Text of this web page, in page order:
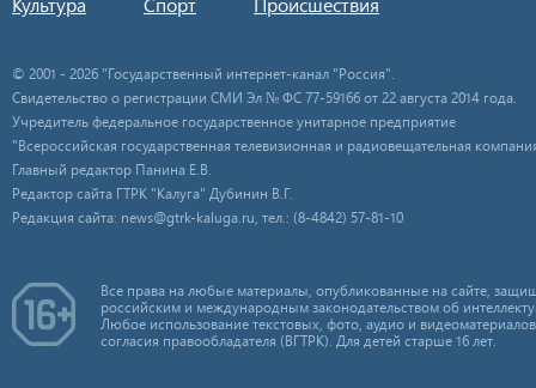
© 2001 - 2026 "Государственный интернет-канал "Россия".
Свидетельство о регистрации СМИ Эл № ФС 77-59166 от 22 августа 2014 года.
Учредитель федеральное государственное унитарное предприятие
"Всероссийская государственная телевизионная и радиовещательная
Главный редактор Панина Е.В.
Редактор сайта ГТРК "Калуга" Дубинин В.Г.
Редакция сайта: news@gtrk-kaluga.ru, тел.: (8-4842) 57-81-10
Все права на любые материалы, опубликованные на сайте,
российским и международным законодательством об
Любое использование текстовых, фото, аудио и
согласия правообладателя (ВГТРК). Для детей старше 16 лет.